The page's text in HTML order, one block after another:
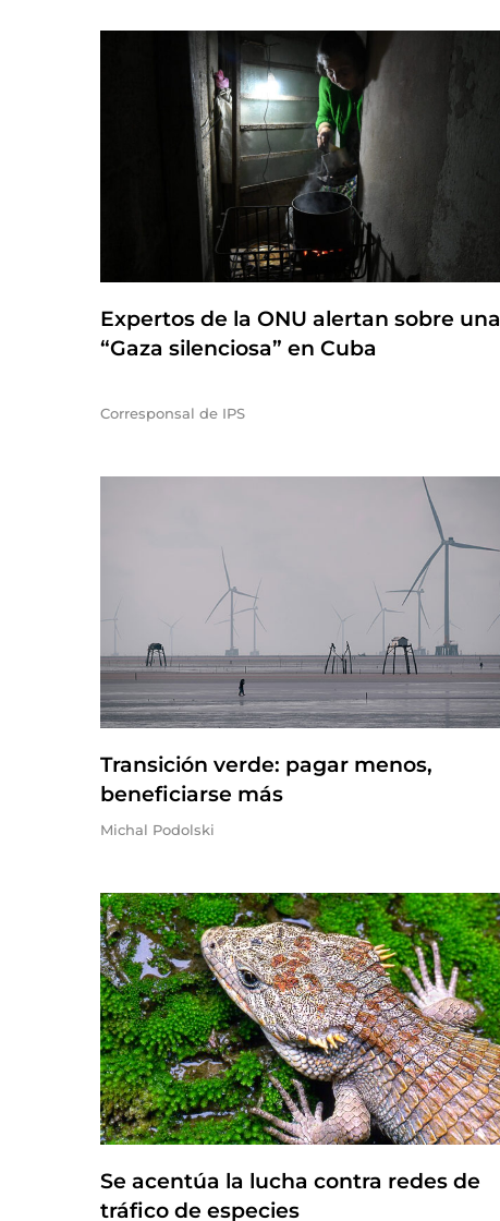
Expertos de la ONU alertan sobre una
“Gaza silenciosa” en Cuba
Corresponsal de IPS
Transición verde: pagar menos,
beneficiarse más
Michal Podolski
Se acentúa la lucha contra redes de
tráfico de especies